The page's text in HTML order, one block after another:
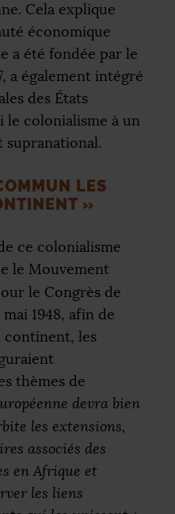
Cela explique
économique
a été fondée par le
a également intégré
des États
le colonialisme à un
supranational.
LES
»
ce colonialisme
le Mouvement
le Congrès de
1948, afin de
continent, les
thèmes de
devra bien
les extensions,
associés des
en Afrique et
les liens